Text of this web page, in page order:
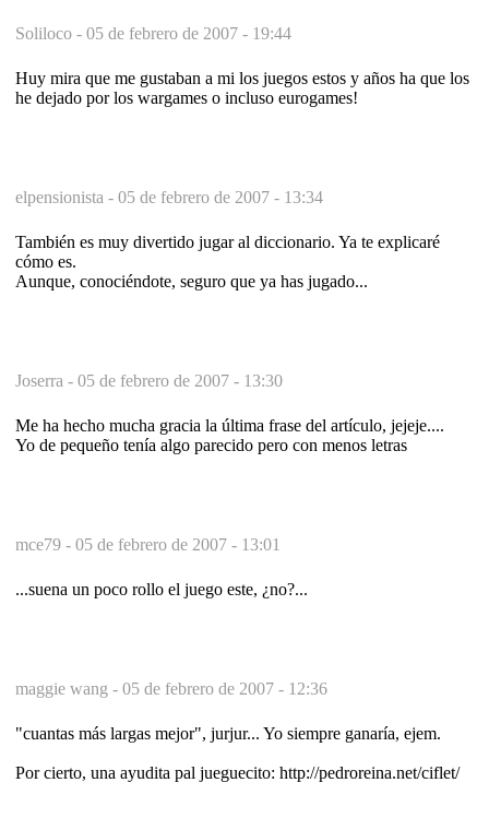
Soliloco - 05 de febrero de 2007 - 19:44
Huy mira que me gustaban a mi los juegos estos y años ha que los
he dejado por los wargames o incluso eurogames!
elpensionista - 05 de febrero de 2007 - 13:34
También es muy divertido jugar al diccionario. Ya te explicaré
cómo es.
Aunque, conociéndote, seguro que ya has jugado...
Joserra - 05 de febrero de 2007 - 13:30
Me ha hecho mucha gracia la última frase del artículo, jejeje....
Yo de pequeño tenía algo parecido pero con menos letras
mce79 - 05 de febrero de 2007 - 13:01
...suena un poco rollo el juego este, ¿no?...
maggie wang - 05 de febrero de 2007 - 12:36
"cuantas más largas mejor", jurjur... Yo siempre ganaría, ejem.
Por cierto, una ayudita pal jueguecito: http://pedroreina.net/ciflet/